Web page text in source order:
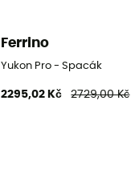
Ferrino
Yukon Pro - Spacák
2295,02 Kč 2729,00 Kč